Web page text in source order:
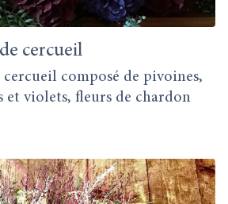
cercueil
cercueil composé de pivoines,
et violets, fleurs de chardon